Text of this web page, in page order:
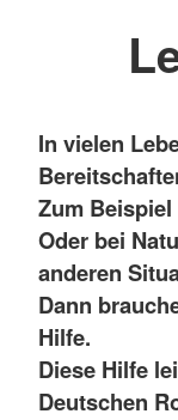
In vielen
Zum
Oder bei
anderen
Dann
Hilfe.
Diese Hilfe
Deutschen